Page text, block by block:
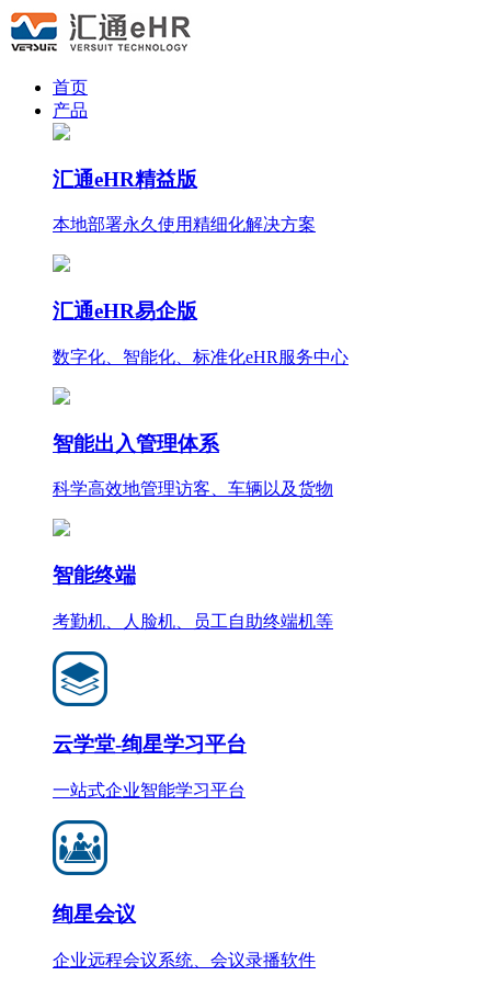
首页
产品
汇通eHR精益版
本地部署永久使用精细化解决方案
汇通eHR易企版
数字化、智能化、标准化eHR服务中心
智能出入管理体系
科学高效地管理访客、车辆以及货物
智能终端
考勤机、人脸机、员工自助终端机等
云学堂-绚星学习平台
一站式企业智能学习平台
绚星会议
企业远程会议系统、会议录播软件